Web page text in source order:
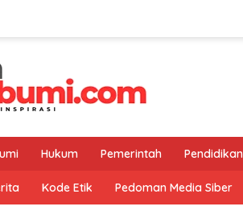
Hukum Pemerintah Pendidikan
Kode Etik Pedoman Media Siber